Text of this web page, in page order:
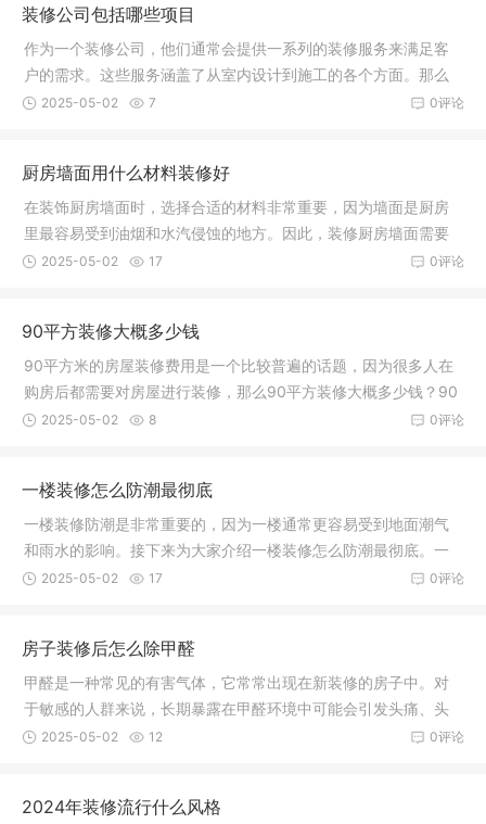
装修公司包括哪些项目
作为一个装修公司，他们通常会提供一系列的装修服务来满足客
户的需求。这些服务涵盖了从室内设计到施工的各个方面。那么
装修公司
0评论
2025-05-02 7
厨房墙面用什么材料装修好
在装饰厨房墙面时，选择合适的材料非常重要，因为墙面是厨房
里最容易受到油烟和水汽侵蚀的地方。因此，装修厨房墙面需要
选择防水
0评论
2025-05-02 17
90平方装修大概多少钱
90平方米的房屋装修费用是一个比较普遍的话题，因为很多人在
购房后都需要对房屋进行装修，那么90平方装修大概多少钱？90
平方装修
0评论
2025-05-02 8
一楼装修怎么防潮最彻底
一楼装修防潮是非常重要的，因为一楼通常更容易受到地面潮气
和雨水的影响。接下来为大家介绍一楼装修怎么防潮最彻底。一
楼装修怎
0评论
2025-05-02 17
房子装修后怎么除甲醛
甲醛是一种常见的有害气体，它常常出现在新装修的房子中。对
于敏感的人群来说，长期暴露在甲醛环境中可能会引发头痛、头
晕、咽喉
0评论
2025-05-02 12
2024年装修流行什么风格